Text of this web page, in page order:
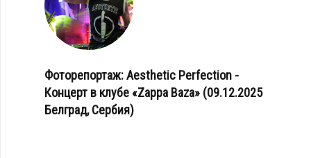
Фоторепортаж: Aesthetic Perfection -
Концерт в клубе «Zappa Baza» (09.12.2025
Белград, Сербия)